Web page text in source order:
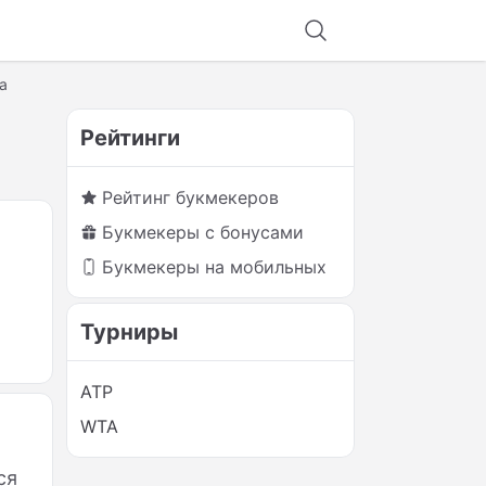
Рейтинги
Рейтинг букмекеров
Букмекеры с бонусами
Букмекеры на мобильных
Турниры
ATP
WTA